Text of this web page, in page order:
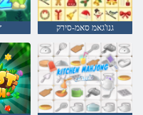
גנו'גאמ סאמ-סירק